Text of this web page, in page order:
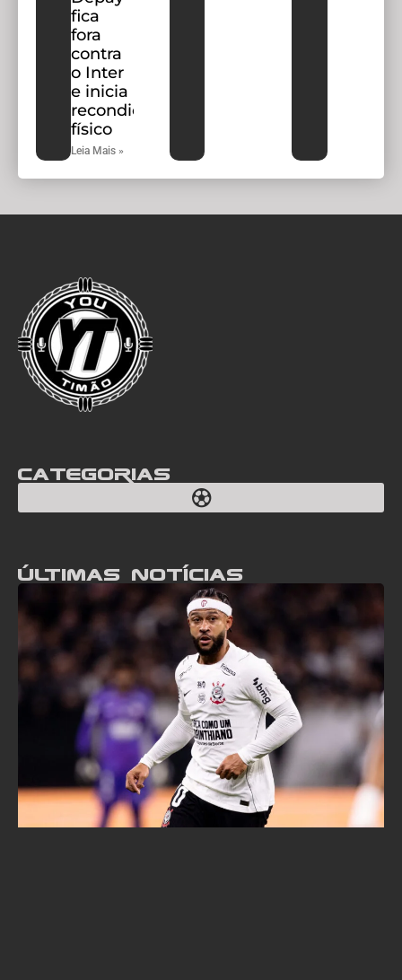
fica
fora
contra
o Inter
e inicia
recondicionamento
físico
Leia Mais »
Categorias
Últimas notícias